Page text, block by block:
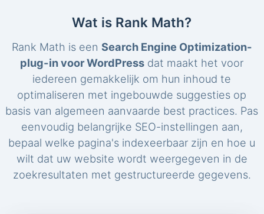
Wat is Rank Math?
Rank Math is een Search Engine Optimization-
plug-in voor WordPress dat maakt het voor
iedereen gemakkelijk om hun inhoud te
optimaliseren met ingebouwde suggesties op
basis van algemeen aanvaarde best practices. Pas
eenvoudig belangrijke SEO-instellingen aan,
bepaal welke pagina's indexeerbaar zijn en hoe u
wilt dat uw website wordt weergegeven in de
zoekresultaten met gestructureerde gegevens.